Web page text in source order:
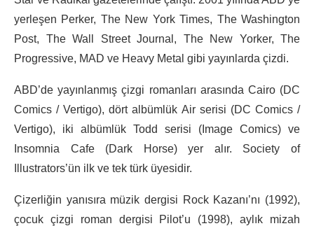
yerleşen Perker, The New York Times, The Washington
Post, The Wall Street Journal, The New Yorker, The
Progressive, MAD ve Heavy Metal gibi yayınlarda çizdi.
ABD’de yayınlanmış çizgi romanları arasında Cairo (DC
Comics / Vertigo), dört albümlük Air serisi (DC Comics /
Vertigo), iki albümlük Todd serisi (Image Comics) ve
Insomnia Cafe (Dark Horse) yer alır. Society of
Illustrators’ün ilk ve tek türk üyesidir.
Çizerliğin yanısıra müzik dergisi Rock Kazanı’nı (1992),
çocuk çizgi roman dergisi Pilot’u (1998), aylık mizah